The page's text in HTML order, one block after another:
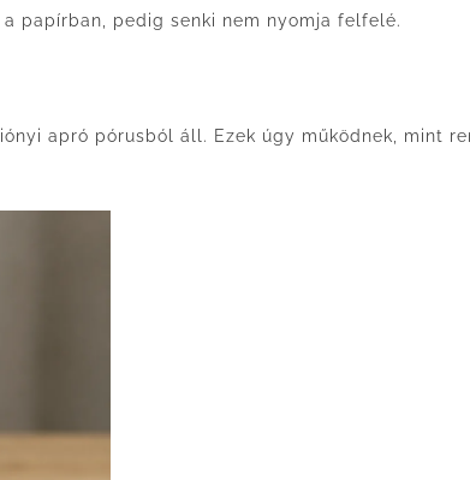
papírban, pedig senki nem nyomja felfelé.
apró pórusból áll. Ezek úgy működnek, mint